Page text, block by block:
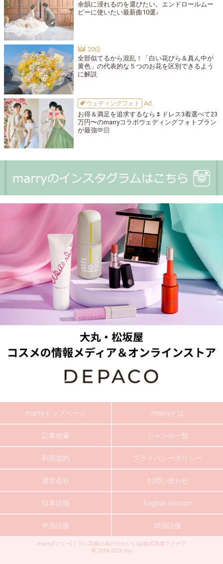
余韻に浸れるのを選びたい。エンドロールムー
ビーに使いたい最新曲10選♩
全部似てるから混乱！「白い花びら＆真ん中が
黄色」の代表的な５つのお花を区別できるよう
に解説
ウェディングフォト
お得＆満足を追求するなら🌷ドレス3着選べて23
万円〜のmarryコラボウェディングフォトプラン
が最強🫶🏻
marryトップページ marryとは
記事検索 ジャンル一覧
利用規約 プライバシーポリシー
運営会社 お問い合わせ
日本語版 English version
中国語版 韓国語版
marry[マリー]｜プレ花嫁の為のかわいい結婚式準備アイデア
© 2014-2026 Inc